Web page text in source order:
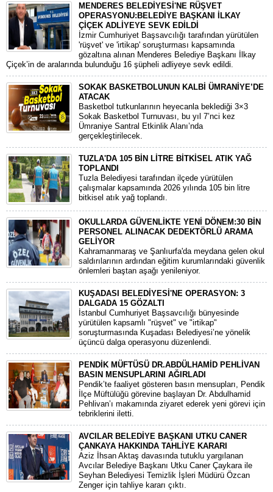
MENDERES BELEDİYESİ'NE RÜŞVET
OPERASYONU:BELEDİYE BAŞKANI İLKAY
ÇİÇEK ADLİYEYE SEVK EDİLDİ
​İzmir Cumhuriyet Başsavcılığı tarafından yürütülen
'rüşvet' ve 'irtikap' soruşturması kapsamında
gözaltına alınan Menderes Belediye Başkanı İlkay
Çiçek’in de aralarında bulunduğu 16 şüpheli adliyeye sevk edildi.
SOKAK BASKETBOLUNUN KALBİ ÜMRANİYE’DE
ATACAK
Basketbol tutkunlarının heyecanla beklediği 3×3
Sokak Basketbol Turnuvası, bu yıl 7’nci kez
Ümraniye Santral Etkinlik Alanı’nda
gerçekleştirilecek.
TUZLA'DA 105 BİN LİTRE BİTKİSEL ATIK YAĞ
TOPLANDI
Tuzla Belediyesi tarafından ilçede yürütülen
çalışmalar kapsamında 2026 yılında 105 bin litre
bitkisel atık yağ toplandı.
OKULLARDA GÜVENLİKTE YENİ DÖNEM:30 BİN
PERSONEL ALINACAK DEDEKTÖRLÜ ARAMA
GELİYOR
​Kahramanmaraş ve Şanlıurfa'da meydana gelen okul
saldırılarının ardından eğitim kurumlarındaki güvenlik
önlemleri baştan aşağı yenileniyor.
KUŞADASI BELEDİYESİ'NE OPERASYON: 3
DALGADA 15 GÖZALTI
​İstanbul Cumhuriyet Başsavcılığı bünyesinde
yürütülen kapsamlı "rüşvet" ve "irtikap"
soruşturmasında Kuşadası Belediyesi’ne yönelik
üçüncü dalga operasyonu düzenlendi.
PENDİK MÜFTÜSÜ DR.ABDÜLHAMİD PEHLİVAN
BASIN MENSUPLARINI AĞIRLADI
​Pendik’te faaliyet gösteren basın mensupları, Pendik
İlçe Müftülüğü görevine başlayan Dr. Abdulhamid
Pehlivan’ı makamında ziyaret ederek yeni görevi için
tebriklerini iletti.
AVCILAR BELEDİYE BAŞKANI UTKU CANER
ÇANKAYA HAKKINDA TAHLİYE KARARI
​Aziz İhsan Aktaş davasında tutuklu yargılanan
Avcılar Belediye Başkanı Utku Caner Çaykara ile
Seyhan Belediyesi Temizlik İşleri Müdürü Özcan
Zenger için tahliye kararı çıktı.